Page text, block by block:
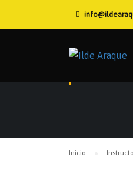
Inicio